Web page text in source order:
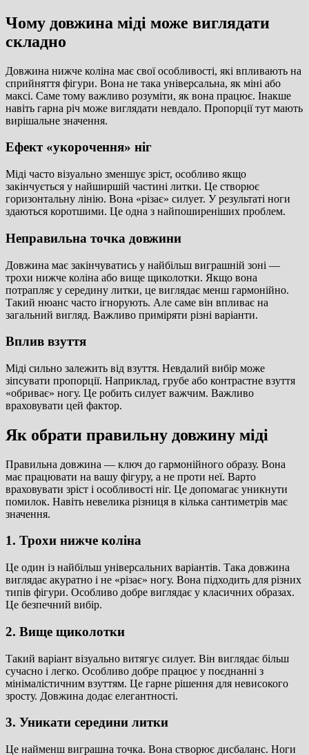
Чому довжина міді може виглядати
складно
Довжина нижче коліна має свої особливості, які впливають на
сприйняття фігури. Вона не така універсальна, як міні або
максі. Саме тому важливо розуміти, як вона працює. Інакше
навіть гарна річ може виглядати невдало. Пропорції тут мають
вирішальне значення.
Ефект «укорочення» ніг
Міді часто візуально зменшує зріст, особливо якщо
закінчується у найширшій частині литки. Це створює
горизонтальну лінію. Вона «різає» силует. У результаті ноги
здаються коротшими. Це одна з найпоширеніших проблем.
Неправильна точка довжини
Довжина має закінчуватись у найбільш виграшній зоні —
трохи нижче коліна або вище щиколотки. Якщо вона
потрапляє у середину литки, це виглядає менш гармонійно.
Такий нюанс часто ігнорують. Але саме він впливає на
загальний вигляд. Важливо приміряти різні варіанти.
Вплив взуття
Міді сильно залежить від взуття. Невдалий вибір може
зіпсувати пропорції. Наприклад, грубе або контрастне взуття
«обриває» ногу. Це робить силует важчим. Важливо
враховувати цей фактор.
Як обрати правильну довжину міді
Правильна довжина — ключ до гармонійного образу. Вона
має працювати на вашу фігуру, а не проти неї. Варто
враховувати зріст і особливості ніг. Це допомагає уникнути
помилок. Навіть невелика різниця в кілька сантиметрів має
значення.
1. Трохи нижче коліна
Це один із найбільш універсальних варіантів. Така довжина
виглядає акуратно і не «різає» ногу. Вона підходить для різних
типів фігури. Особливо добре виглядає у класичних образах.
Це безпечний вибір.
2. Вище щиколотки
Такий варіант візуально витягує силует. Він виглядає більш
сучасно і легко. Особливо добре працює у поєднанні з
мінімалістичним взуттям. Це гарне рішення для невисокого
зросту. Довжина додає елегантності.
3. Уникати середини литки
Це найменш виграшна точка. Вона створює дисбаланс. Ноги